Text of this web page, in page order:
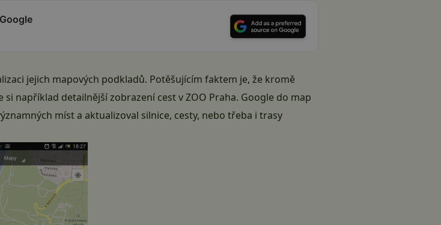
jejich mapových podkladů. Potěšujícím faktem je, že kromě
například detailnější zobrazení cest v ZOO Praha. Google do map
míst a aktualizoval silnice, cesty, nebo třeba i trasy